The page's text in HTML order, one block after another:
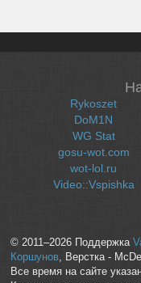
Rykoszet
DoM1N
WG Stat
gosu-wot.com
wot-lol.ru
Video::Vspishka
© 2011–2026 Поддержка
Коршунов, Верстка -
Все время на сайте